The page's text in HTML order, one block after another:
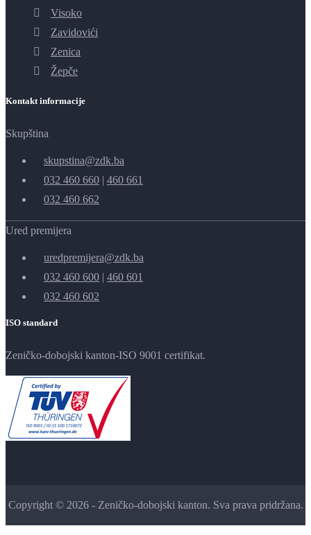
Visoko
Zavidovići
Zenica
Žepče
Kontakt informacije
Skupština
skupstina@zdk.ba
032 460 660 | 460 661
032 460 662
Ured premijera
uredpremijera@zdk.ba
032 460 600 | 460 601
032 460 602
ISO standard
Zeničko-dobojski kanton-ISO 9001 certifikat.
Copyright © 2026 - Zeničko-dobojski kanton. Sva prava pridržana.